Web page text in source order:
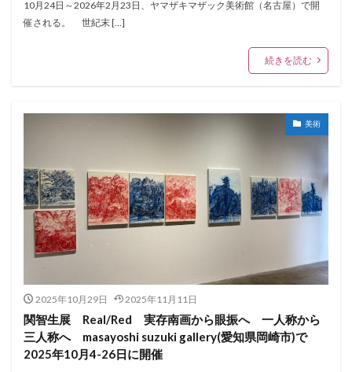
10月24日～2026年2月23日、ヤマザキマザック美術館（名古屋）で開
催される。 世紀末 […]
続きを読む
美術
2025年10月29日 2025年11月11日
関智生展 Real/Red 実存南画から眼振へ 一人称から
三人称へ masayoshi suzuki gallery(愛知県岡崎市)で
2025年10月4-26日に開催